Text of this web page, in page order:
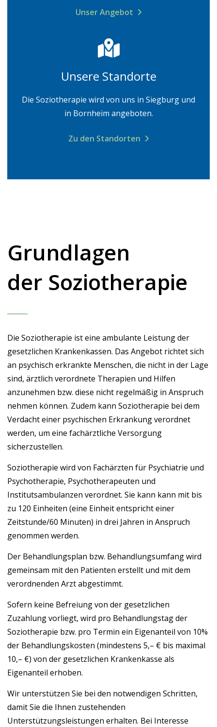
Unser Angebot
Unsere Standorte
Die Soziotherapie wird von uns in Siegburg und
in Bornheim angeboten.
Zu den Standorten
Grundlagen
der Soziotherapie
Die Soziotherapie ist eine ambulante Leistung der
gesetzlichen Krankenkassen. Das Angebot richtet sich
an psychisch erkrankte Menschen, die nicht in der Lage
sind, ärztlich verordnete Therapien und Hilfen
anzunehmen bzw. diese nicht regelmäßig in Anspruch
nehmen können. Zudem kann Soziotherapie bei dem
Verdacht einer psychischen Erkrankung verordnet
werden, um eine fachärztliche Versorgung
sicherzustellen.
Soziotherapie wird von Fachärzten für Psychiatrie und
Psychotherapie, Psychotherapeuten und
Institutsambulanzen verordnet. Sie kann kann mit bis
zu 120 Einheiten (eine Einheit entspricht einer
Zeitstunde/60 Minuten) in drei Jahren in Anspruch
genommen werden.
Der Behandlungsplan bzw. Behandlungsumfang wird
gemeinsam mit den Patienten erstellt und mit dem
verordnenden Arzt abgestimmt.
Sofern keine Befreiung von der gesetzlichen
Zuzahlung vorliegt, wird pro Behandlungstag der
Soziotherapie bzw. pro Termin ein Eigenanteil von 10%
der Behandlungskosten (mindestens 5,– € bis maximal
10,– €) von der gesetzlichen Krankenkasse als
Eigenanteil erhoben.
Wir unterstützen Sie bei den notwendigen Schritten,
damit Sie die Ihnen zustehenden
Unterstützungsleistungen erhalten. Bei Interesse